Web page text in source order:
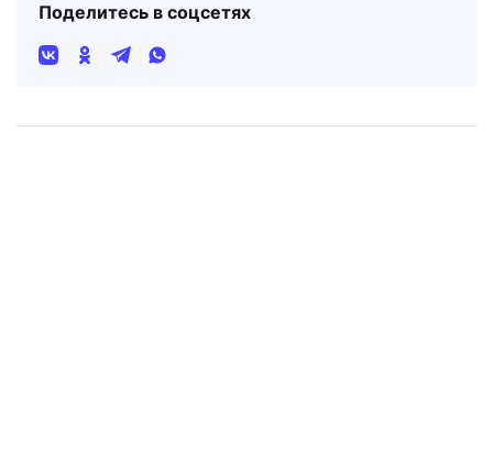
Поделитесь в соцсетях